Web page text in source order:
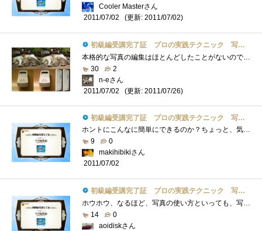
Cooler Masterさん
2011/07/02
(更新: 2011/07/02)
初級編受講完了証 プロの実践テクニック 写真編集編
本格的な写真の編集はほとんどしたことがないので、勉強になりました。実践してみました。初級TIP#2明るさを自動調整で修正(自動調整/スマート�...
30
2
n-eさん
2011/07/02
(更新: 2011/07/26)
初級編受講完了証 プロの実践テクニック 写真編集編
ホントにこんなに簡単にできるのか？ちょっと、気になる度が、急上昇だよ！でも一番気になるのは、UIのでき。素人でも扱えるようになっている...
9
0
makihibikiさん
2011/07/02
初級編受講完了証 プロの実践テクニック 写真編集編
ホウホウ、なるほど、写真の使い方といっても、写真もデータなんだなと、何となく納得はまるとおもしろいだろうけど、はまれるかなまだまだ�...
14
0
aoidiskさん